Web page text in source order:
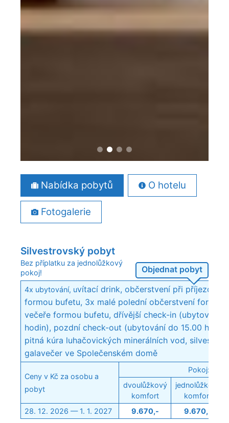
Nabídka pobytů O hotelu
Fotogalerie
Silvestrovský pobyt
Bez příplatku za jednolůžkový
pokoj!
Objednat pobyt
4x ubytování, uvítací drink, občerstvení při příjezdu,
formou bufetu, 3x malé polední občerstvení
večeře formou bufetu, dřívější check-in (ubytování
hodin), pozdní check-out (ubytování do 15.00
pitná kúra luhačovických minerálních vod,
galavečer ve Společenském domě
Ceny v Kč za osobu a
pobyt
Pokoj:
dvoulůžkový
komfort
jednolůžkový
komfort
28. 12. 2026 — 1. 1. 2027 9.670,-
9.670,-